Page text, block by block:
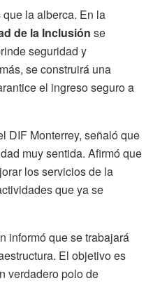
la alberca. En la
de la Inclusión se
seguridad y
se construirá una
el ingreso seguro a
DIF Monterrey, señaló que
muy sentida. Afirmó que
los servicios de la
que ya se
informó que se trabajará
El objetivo es
verdadero polo de